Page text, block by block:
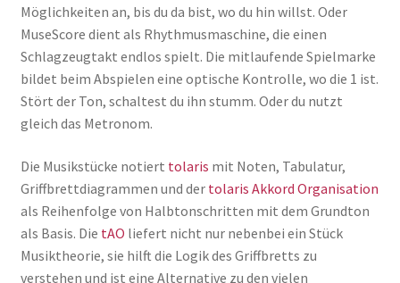
Möglichkeiten an, bis du da bist, wo du hin willst. Oder
MuseScore dient als Rhythmusmaschine, die einen
Schlagzeugtakt endlos spielt. Die mitlaufende Spielmarke
bildet beim Abspielen eine optische Kontrolle, wo die 1 ist.
Stört der Ton, schaltest du ihn stumm. Oder du nutzt
gleich das Metronom.
Die Musikstücke notiert tolaris mit Noten, Tabulatur,
Griffbrettdiagrammen und der tolaris Akkord Organisation
als Reihenfolge von Halbtonschritten mit dem Grundton
als Basis. Die tAO liefert nicht nur nebenbei ein Stück
Musiktheorie, sie hilft die Logik des Griffbretts zu
verstehen und ist eine Alternative zu den vielen